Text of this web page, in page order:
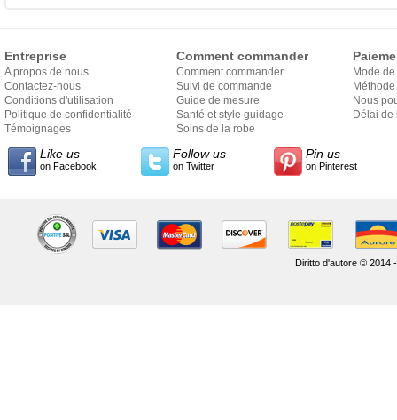
Entreprise
A propos de nous
Contactez-nous
Conditions d'utilisation
Politique de confidentialité
Témoignages
Comment commander
Comment commander
Suivi de commande
Guide de mesure
Santé et style guidage
Soins de la robe
Mode
Nous
Délai de
Like us
on Facebook
Follow us
on Twitter
Pin us
on Pinterest
Diritto d'autore © 2014